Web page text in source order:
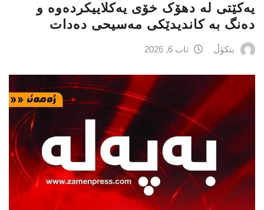
یەکێتی لە دهۆک خۆی یەکلاییکردەوە و
دەنگ بە کاندیدێکی مەسیحی دەدات
بنکۆڵ ئاب 6, 2026